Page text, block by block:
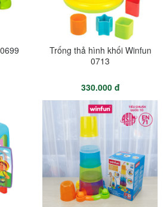
Trống thả hình khối Winfun
0713
330.000 đ